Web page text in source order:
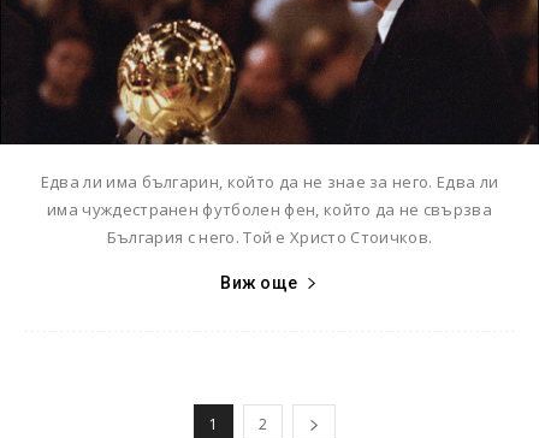
Едва ли има българин, който да не знае за него. Едва ли
има чуждестранен футболен фен, който да не свързва
България с него. Той е Христо Стоичков.
Виж още
1 2